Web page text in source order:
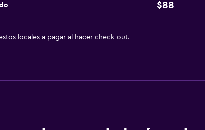
$88
locales a pagar al hacer check-out.